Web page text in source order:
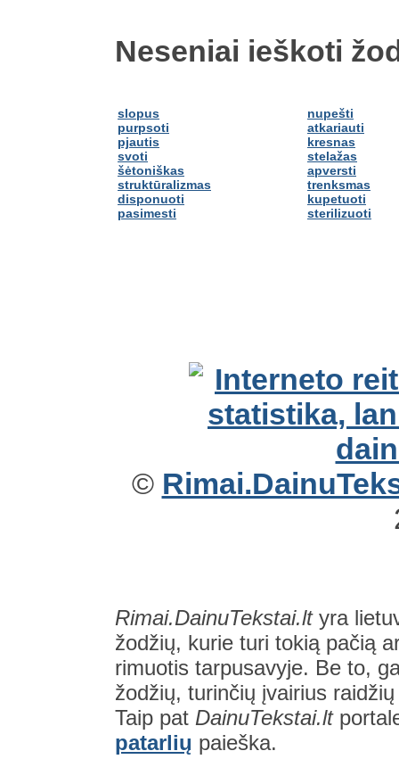
Neseniai ieškoti
slopus
purpsoti
pjautis
svoti
šėtoniškas
struktūralizmas
disponuoti
pasimesti
nupešti
atkariauti
kresnas
stelažas
apversti
trenksmas
kupetuoti
sterilizuoti
©
Rimai.DainuTekstai.ltyra
žodžių, kurie turi tokią pačią
rimuotis tarpusavyje. Be to,
žodžių, turinčių įvairius
Taip pat DainuTekstai.lt
patarlių paieška.